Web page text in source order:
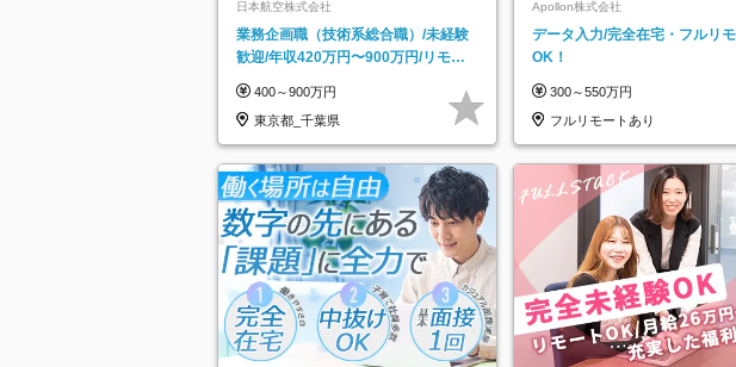
日本航空株式会社
業務企画職（技術系総合職）/未経験
歓迎/年収420万円〜900万円/リモー
400～900万円
東京都_千葉県
Apollon株式会社
データ入力/完全在宅・フルリ
OK！
300～550万円
フルリモートあり